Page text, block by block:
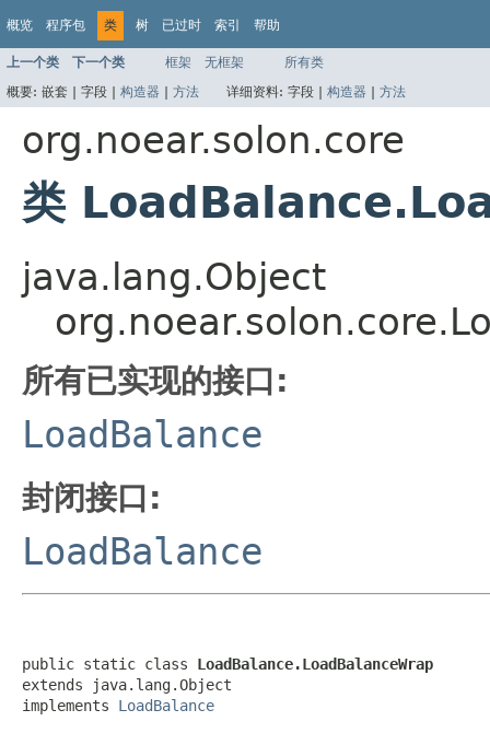
概览 程序包 类 树 已过时 索引 帮助
上一个类 下一个类 框架 无框架
所有类
概要: 嵌套 | 字段 | 构造器 | 方法 详细资料: 字段 | 构造器 | 方法
org.noear.solon.core
类
java.lang.Object
所有已实现的接口:
LoadBalance
封闭接口:
LoadBalance
public static class LoadBalance.LoadBalanceWrap
extends java.lang.Object
implements LoadBalance